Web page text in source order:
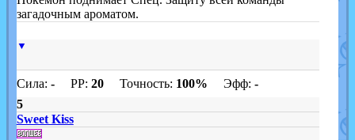
загадочным ароматом.
▼
Сила: -PP: 20Точность: 100% Эфф: -
5
Sweet Kiss